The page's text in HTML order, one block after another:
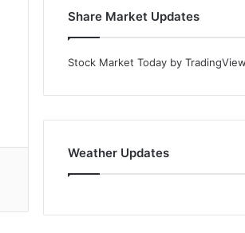
Share Market Updates
Stock Market Today by TradingView
Weather Updates